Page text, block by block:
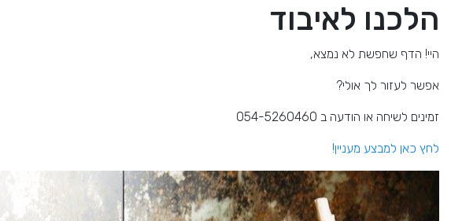
הלכנו לאיבוד
היי! הדף שחפשת לא נמצא,
אפשר לעזור לך אולי?
זמינים לשיחה או הודעה ב 054-5260460
לחץ כאן למבצע מעניין!